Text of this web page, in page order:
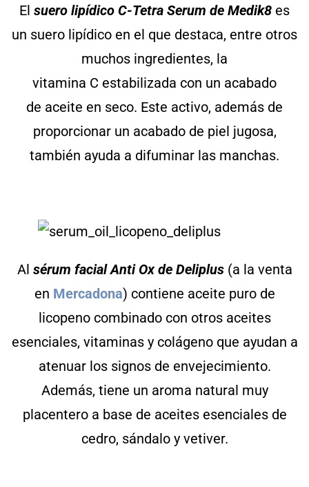
El suero lipídico C-Tetra Serum de Medik8 es
un suero lipídico en el que destaca, entre otros
muchos ingredientes, la
vitamina C estabilizada con un acabado
de aceite en seco. Este activo, además de
proporcionar un acabado de piel jugosa,
también ayuda a difuminar las manchas.
Al sérum facial Anti Ox de Deliplus(a la venta
en Mercadona) contiene aceite puro de
licopeno combinado con otros aceites
esenciales, vitaminas y colágeno que ayudan a
atenuar los signos de envejecimiento.
Además, tiene un aroma natural muy
placentero a base de aceites esenciales de
cedro, sándalo y vetiver.